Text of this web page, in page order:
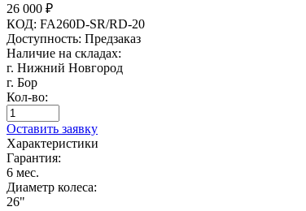
26 000 ₽
КОД: FA260D-SR/RD-20
Доступность: Предзаказ
Наличие на складах:
г. Нижний Новгород
г. Бор
Кол-во:
Оставить заявку
Характеристики
Гарантия:
6 мес.
Диаметр колеса:
26"